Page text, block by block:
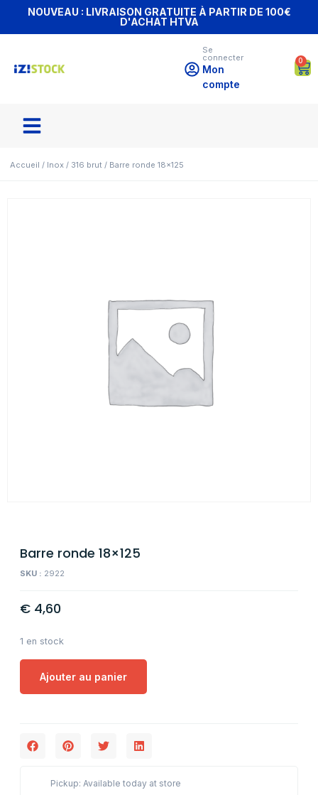
NOUVEAU : LIVRAISON GRATUITE À PARTIR DE 100€
D'ACHAT HTVA
Se
connecter
Mon
compte
0
Accueil / Inox / 316 brut / Barre ronde 18×125
Barre ronde 18×125
SKU : 2922
€ 4,60
1 en stock
Ajouter au panier
Pickup: Available today at store